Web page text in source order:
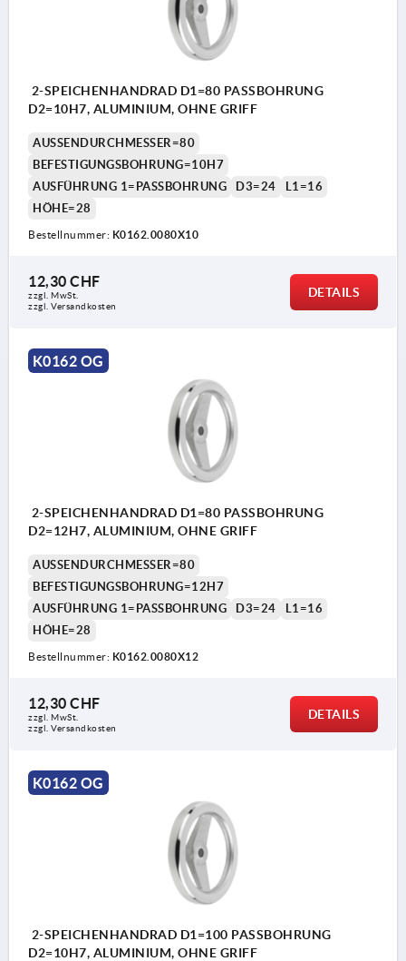
2-SPEICHENHANDRAD D1=80 PASSBOHRUNG
D2=10H7, ALUMINIUM, OHNE GRIFF
AUSSENDURCHMESSER=80
BEFESTIGUNGSBOHRUNG=10H7
AUSFÜHRUNG 1=PASSBOHRUNG
D3=24
L1=16
HÖHE=28
Bestellnummer: K0162.0080X10
12,30 CHF
zzgl. MwSt.
zzgl. Versandkosten
DETAILS
K0162 OG
2-SPEICHENHANDRAD D1=80 PASSBOHRUNG
D2=12H7, ALUMINIUM, OHNE GRIFF
AUSSENDURCHMESSER=80
BEFESTIGUNGSBOHRUNG=12H7
AUSFÜHRUNG 1=PASSBOHRUNG
D3=24
L1=16
HÖHE=28
Bestellnummer: K0162.0080X12
12,30 CHF
zzgl. MwSt.
zzgl. Versandkosten
DETAILS
K0162 OG
2-SPEICHENHANDRAD D1=100 PASSBOHRUNG
D2=10H7, ALUMINIUM, OHNE GRIFF